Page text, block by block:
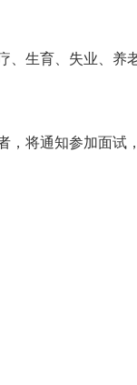
、生育、失业、养
，将通知参加面试